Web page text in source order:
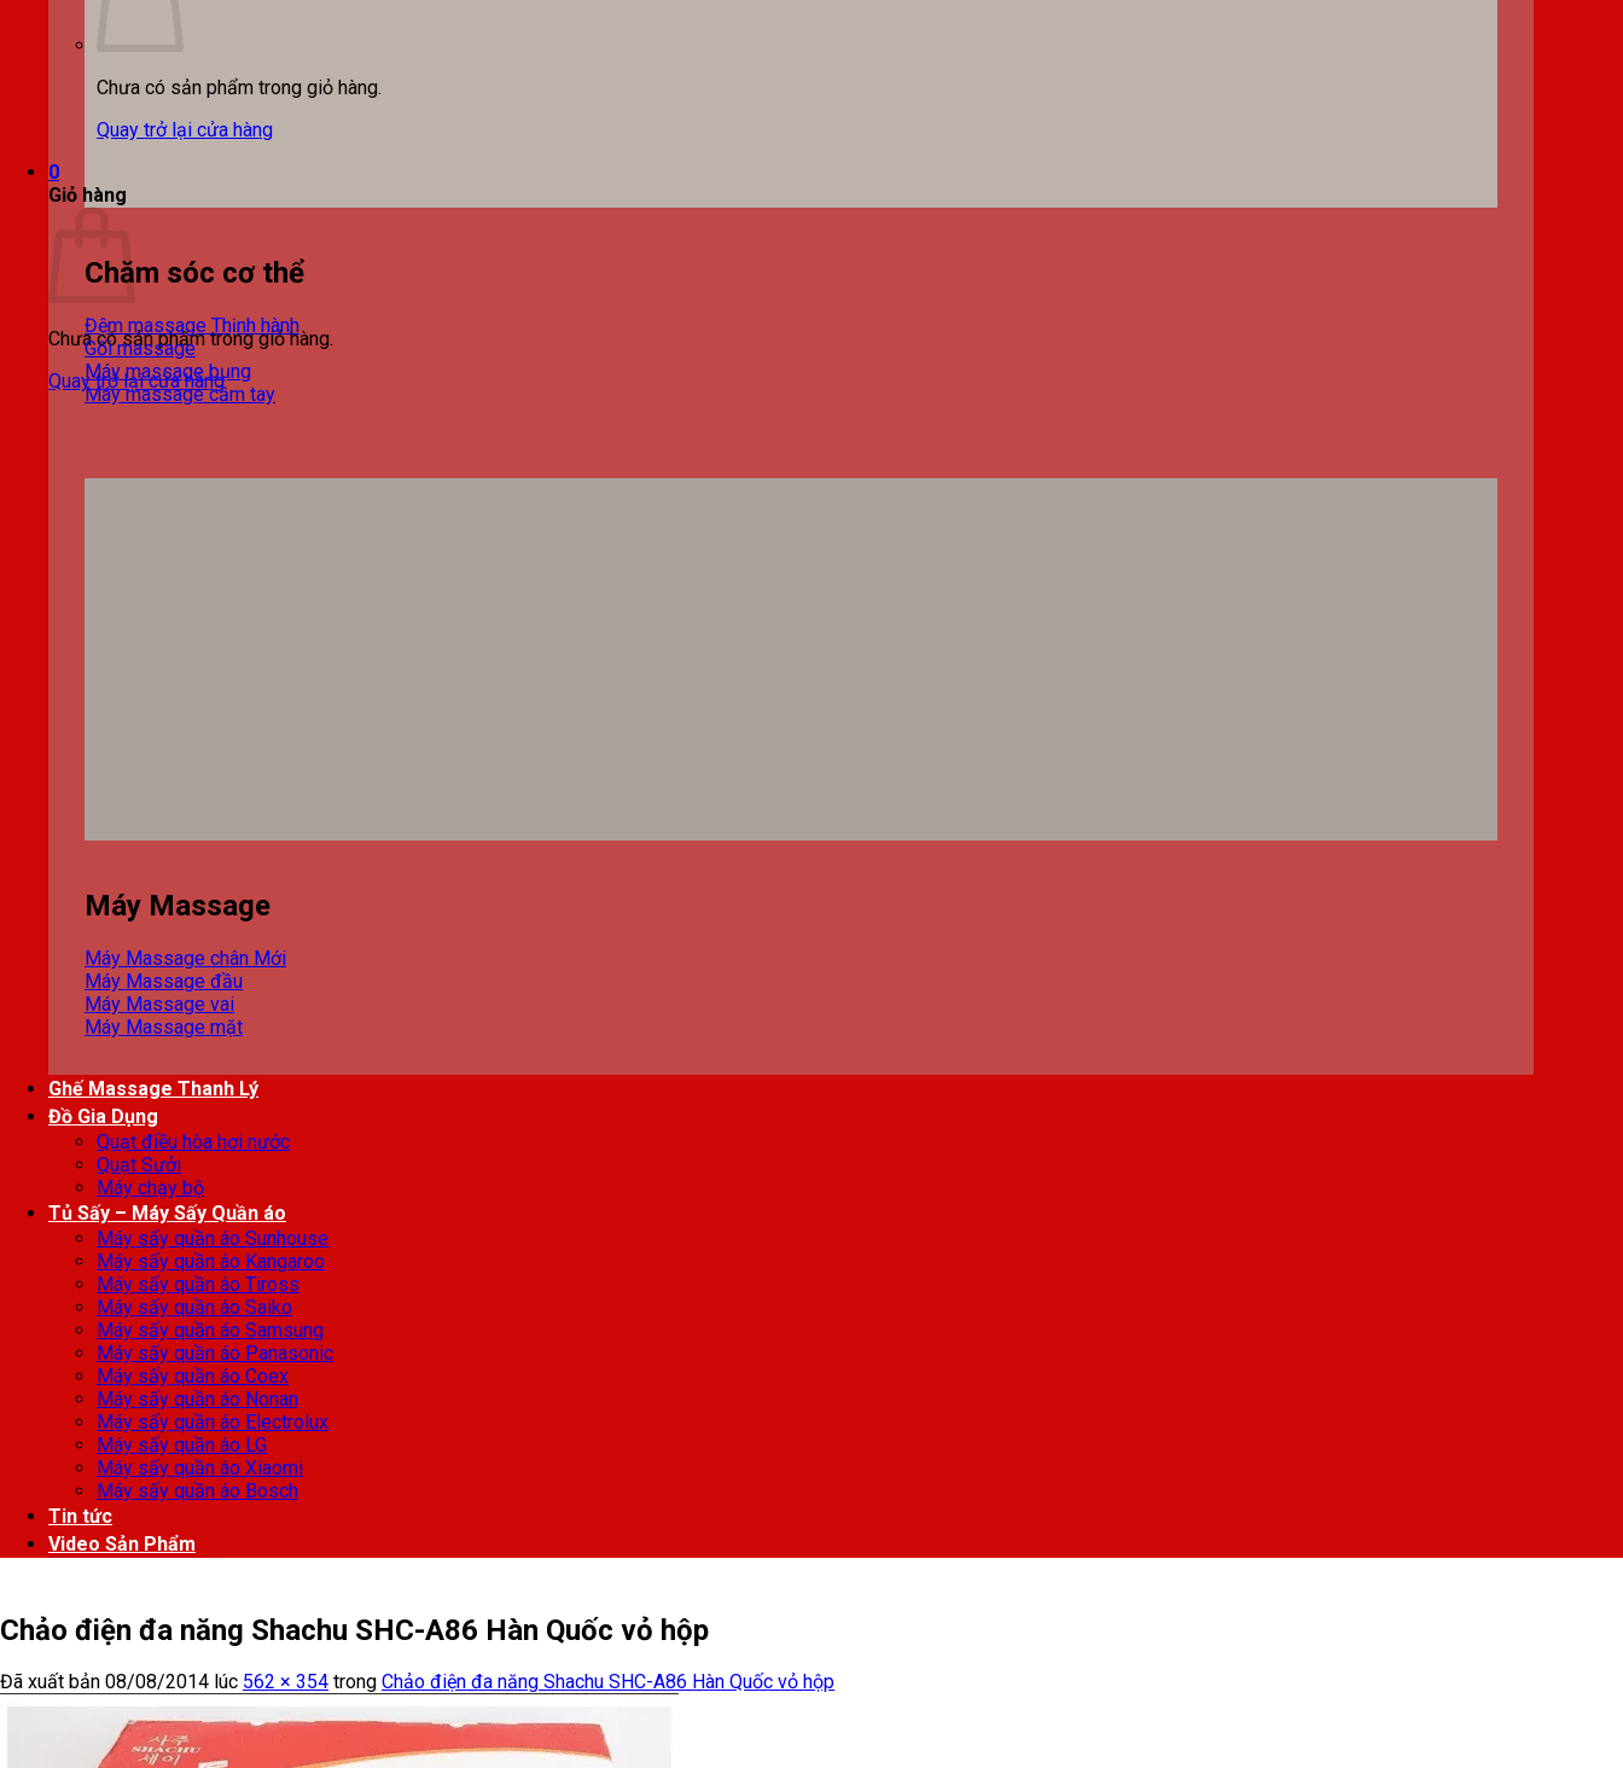
Chưa có sản phẩm trong giỏ hàng.
Quay trở lại cửa hàng
0
Giỏ hàng
Chưa có sản phẩm trong giỏ hàng.
Quay trở lại cửa hàng
Chăm sóc cơ thể
Đệm massage
Gối massage
Máy massage bụng
Máy massage cầm tay
Máy Massage
Máy Massage chân
Máy Massage đầu
Máy Massage vai
Máy Massage mặt
Ghế Massage Thanh Lý
Đồ Gia Dụng
Quạt điều hòa hơi nước
Quạt Sưởi
Máy chạy bộ
Tủ Sấy – Máy Sấy Quần áo
Máy sấy quần áo Sunhouse
Máy sấy quần áo Kangaroo
Máy sấy quần áo Tiross
Máy sấy quần áo Saiko
Máy sấy quần áo Samsung
Máy sấy quần áo Panasonic
Máy sấy quần áo Coex
Máy sấy quần áo Nonan
Máy sấy quần áo Electrolux
Máy sấy quần áo LG
Máy sấy quần áo Xiaomi
Máy sấy quần áo Bosch
Tin tức
Video Sản Phẩm
Chảo điện đa năng Shachu SHC-A86 Hàn Quốc vỏ hộp
Đã xuất bản 08/08/2014 lúc 562 × 354 trong Chảo điện đa năng Shachu SHC-A86 Hàn Quốc vỏ hộp